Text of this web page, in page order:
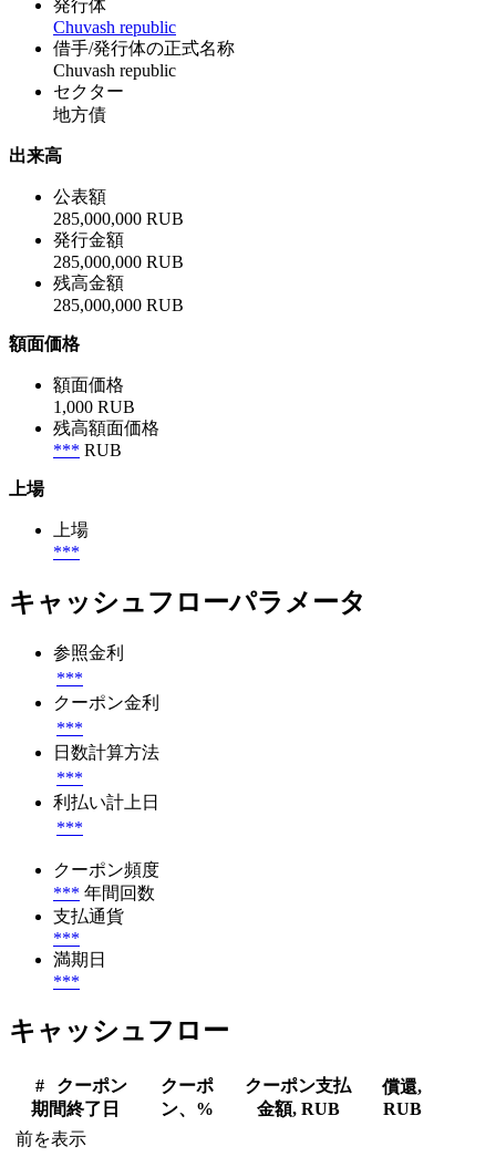
発行体
Chuvash republic
借手/発行体の正式名称
Chuvash republic
セクター
地方債
出来高
公表額
285,000,000 RUB
発行金額
285,000,000 RUB
残高金額
285,000,000 RUB
額面価格
額面価格
1,000 RUB
残高額面価格
*** RUB
上場
上場
***
キャッシュフローパラメータ
参照金利
***
クーポン金利
***
日数計算方法
***
利払い計上日
***
クーポン頻度
*** 年間回数
支払通貨
***
満期日
***
キャッシュフロー
#
クーポン
期間終了日
クーポ
ン、%
クーポン支払
金額, RUB
償還,
RUB
前を表示